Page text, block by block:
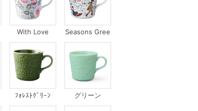
With Love
Seasons Gree
ﾌｫﾚｽﾄｸﾞﾘｰﾝ グリーン